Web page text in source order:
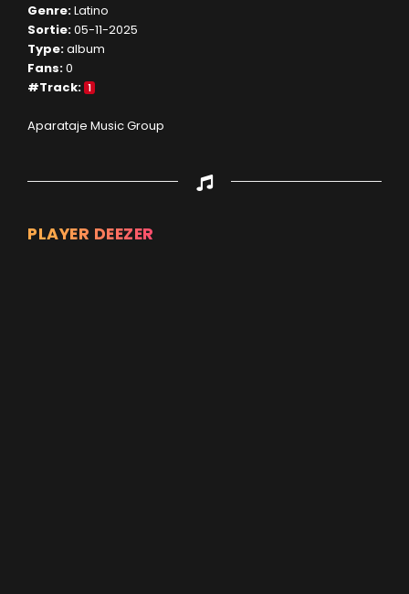
Genre:Latino
Sortie:05-11-2025
Type:album
Fans:0
#Track: 1
Aparataje Music Group
PLAYER DEEZER